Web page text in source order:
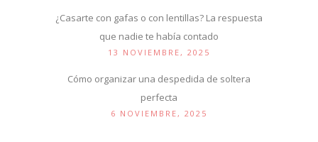
¿Casarte con gafas o con lentillas? La respuesta
que nadie te había contado
13 NOVIEMBRE, 2025
Cómo organizar una despedida de soltera
perfecta
6 NOVIEMBRE, 2025